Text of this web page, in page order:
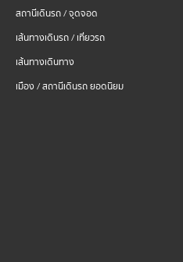
สถานีเดินรถ / จุดจอด
เส้นทางเดินรถ / เที่ยวรถ
เส้นทางเดินทาง
เมือง / สถานีเดินรถ ยอดนิยม